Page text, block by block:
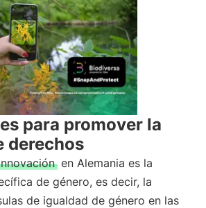
para promover la
derechos
en Alemania es la
de género, es decir, la
de igualdad de género en las